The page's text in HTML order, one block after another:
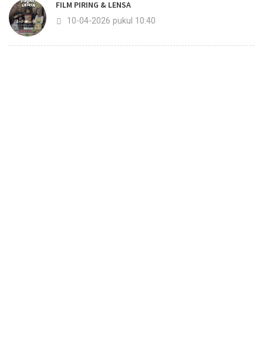
FILM PIRING & LENSA
10-04-2026 pukul 10:40